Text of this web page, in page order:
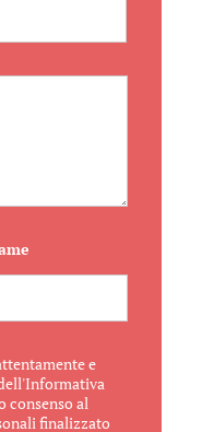
e
consenso al
finalizzato